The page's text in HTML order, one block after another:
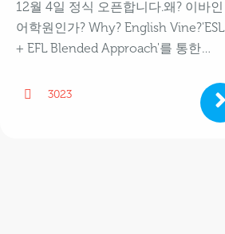
12월 4일 정식 오픈합니다. ​ 왜? 이바인
어학원인가? Why? English Vine? ​ 'ESL
+ EFL Blended Approach'를 통한…
3023